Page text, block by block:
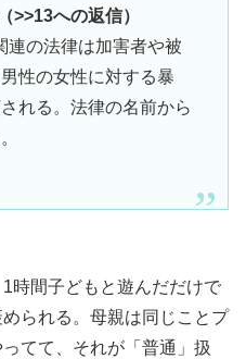
>>13への返信）
連の法律は加害者や被
性の女性に対する暴
れる。法律の名前から
時間子どもと遊んだだけで
られる。母親は同じことプ
てて、それが「普通」扱